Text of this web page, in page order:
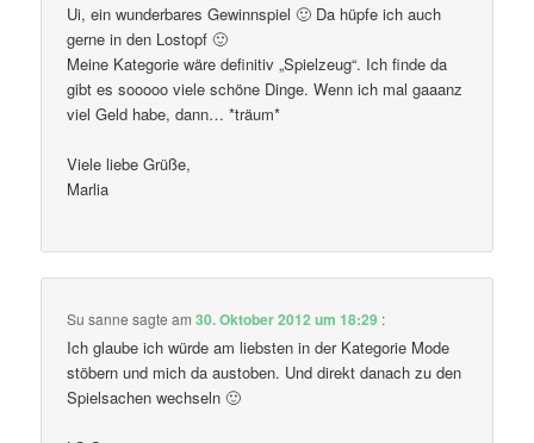
Ui, ein wunderbares Gewinnspiel 🙂 Da hüpfe ich auch
gerne in den Lostopf 🙂
Meine Kategorie wäre definitiv „Spielzeug“. Ich finde da
gibt es sooooo viele schöne Dinge. Wenn ich mal gaaanz
viel Geld habe, dann… *träum*
Viele liebe Grüße,
Marlia
Su sanne sagte am30. Oktober 2012 um 18:29 :
Ich glaube ich würde am liebsten in der Kategorie Mode
stöbern und mich da austoben. Und direkt danach zu den
Spielsachen wechseln 🙂